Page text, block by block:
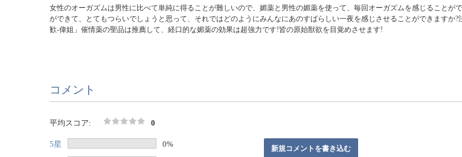
女性のオーガズムは男性に比べて単純に得ることが難しいので、媚薬と男性の媚薬を使って、毎回オーガズムを感じること
ができて、とてもつらいでしょうと思って、それではどのようにみんなにあのすばらしい一夜を感じさせることができます
歓-偉姐」催情薬の聖品は推薦して、経口的な媚薬の効果は超強力です!皆の原始獣欲を目覚めさせます!
コメント
平均スコア: 0
5星
0%
新規コメントを書き込む